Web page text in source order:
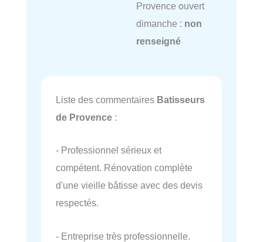
Provence ouvert
dimanche : non
renseigné
Liste des commentaires Batisseurs
de Provence :
- Professionnel sérieux et
compétent. Rénovation complète
d'une vieille bâtisse avec des devis
respectés.
- Entreprise très professionnelle.